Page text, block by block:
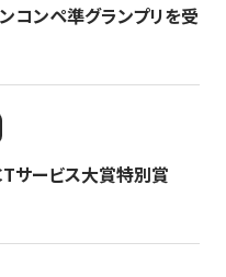
コンペ準グランプリを受
サービス大賞特別賞